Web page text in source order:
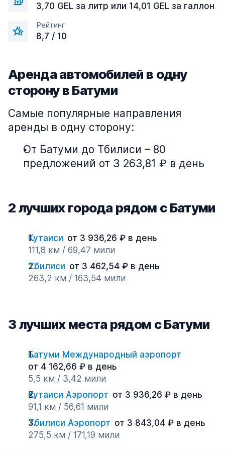
3,70 GEL за литр или 14,01 GEL за галлон
Рейтинг
8,7 / 10
Аренда автомобилей в одну
сторону в Батуми
Самые популярные направления
аренды в одну сторону:
От Батуми до Тбилиси – 80
предложений от 3 263,81 ₽ в день
2 лучших города рядом с Батуми
Кутаиси от 3 936,26 ₽ в день
111,8 км / 69,47 мили
Тбилиси от 3 462,54 ₽ в день
263,2 км / 163,54 мили
3 лучших места рядом с Батуми
Батуми Международный аэропорт
от 4 162,66 ₽ в день
5,5 км / 3,42 мили
Кутаиси Аэропорт от 3 936,26 ₽ в день
91,1 км / 56,61 мили
Тбилиси Аэропорт от 3 843,04 ₽ в день
275,5 км / 171,19 мили